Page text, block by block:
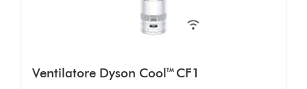
Ventilatore Dyson Cool™ CF1